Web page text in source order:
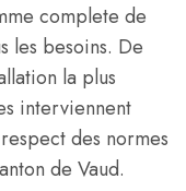
complete de
les besoins. De
la plus
interviennent
des normes
de Vaud.